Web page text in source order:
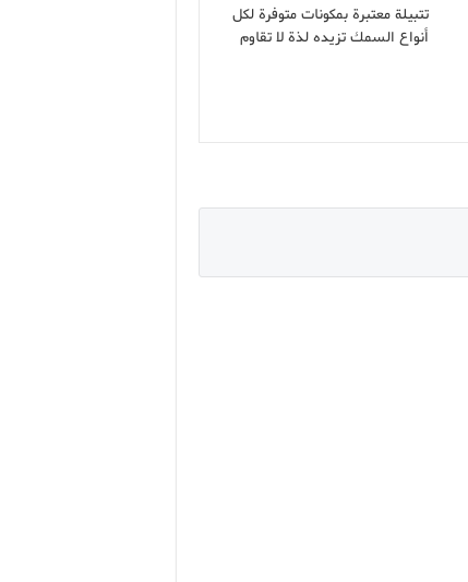
تتبيلة معتبرة بمكونات متوفرة لكل
أنواع السمك تزيده لذة لا تقاوم